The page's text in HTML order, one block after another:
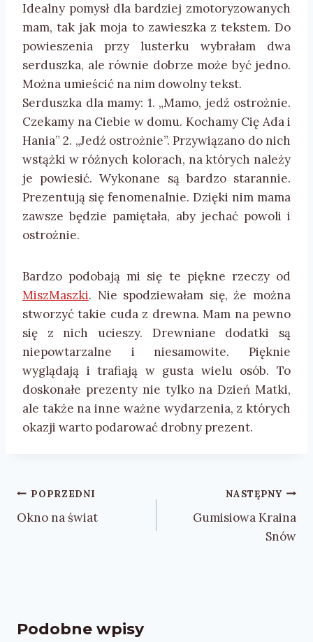
Idealny pomysł dla bardziej zmotoryzowanych
mam, tak jak moja to zawieszka z tekstem. Do
powieszenia przy lusterku wybrałam dwa
serduszka, ale równie dobrze może być jedno.
Można umieścić na nim dowolny tekst.
Serduszka dla mamy: 1. „Mamo, jedź ostrożnie.
Czekamy na Ciebie w domu. Kochamy Cię Ada i
Hania” 2. „Jedź ostrożnie”. Przywiązano do nich
wstążki w różnych kolorach, na których należy
je powiesić. Wykonane są bardzo starannie.
Prezentują się fenomenalnie. Dzięki nim mama
zawsze będzie pamiętała, aby jechać powoli i
ostrożnie.
Bardzo podobają mi się te piękne rzeczy od
MiszMaszki. Nie spodziewałam się, że można
stworzyć takie cuda z drewna. Mam na pewno
się z nich ucieszy. Drewniane dodatki są
niepowtarzalne i niesamowite. Pięknie
wyglądają i trafiają w gusta wielu osób. To
doskonałe prezenty nie tylko na Dzień Matki,
ale także na inne ważne wydarzenia, z których
okazji warto podarować drobny prezent.
Nawigacja
wpisu
POPRZEDNI
Okno na świat
NASTĘPNY
Gumisiowa Kraina
Snów
Podobne wpisy